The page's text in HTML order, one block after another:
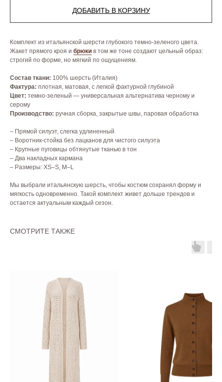
ДОБАВИТЬ В КОРЗИНУ
Комплект из итальянской шерсти глубокого темно-зеленого цвета.
Жакет прямого кроя и брюки в том же тоне создают цельный образ:
строгий по форме, но мягкий по ощущениям.
Состав ткани: 100% шерсть (Италия)
Фактура: плотная, матовая, с легкой фактурной глубиной
Цвет: темно-зеленый — универсальная альтернатива черному и
серому
Производство: ручная сборка, закрытые швы, паровая обработка
– Прямой силуэт, слегка удлиненный
– Воротник-стойка без лацканов для чистого силуэта
– Крупные пуговицы обтянутые тканью в тон
– Два накладных кармана
– Размеры: XS–S, M–L
Мы выбрали итальянскую шерсть, чтобы костюм сохранял форму и
мягкость одновременно. Такой комплект живет дольше трендов и
остается актуальным каждый сезон.
СМОТРИТЕ ТАКЖЕ